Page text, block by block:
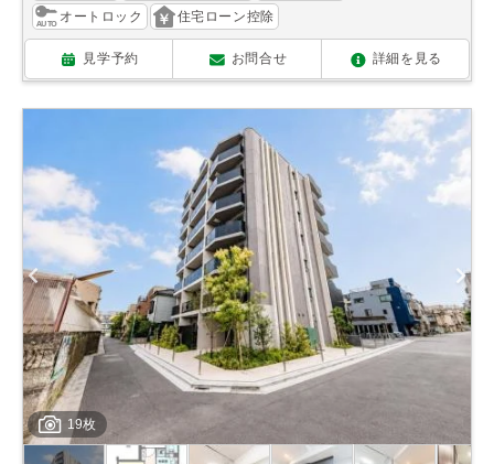
オートロック
住宅ローン控除
見学予約 お問合せ 詳細を見る
19枚